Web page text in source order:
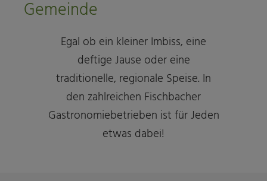
Gemeinde
Egal ob ein kleiner Imbiss, eine
deftige Jause oder eine
traditionelle, regionale Speise. In
den zahlreichen Fischbacher
Gastronomiebetrieben ist für Jeden
etwas dabei!